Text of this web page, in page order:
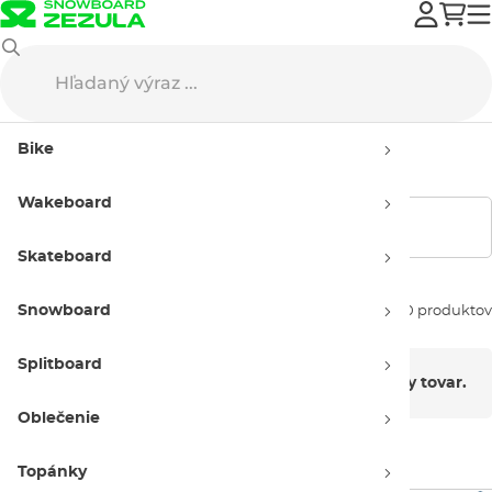
Bike
Wakeboard
Skateboard
Snowboard
Splitboard
Oblečenie
Topánky
Freeride - výpredaj
Zoradiť podľa: 0 produktov
V tejto kategórii nie je momentálne žiadny tovar.